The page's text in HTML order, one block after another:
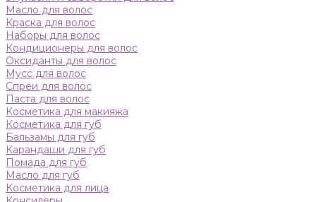
Масло для волос
Краска для волос
Наборы для волос
Кондиционеры для волос
Оксиданты для волос
Мусс для волос
Спреи для волос
Паста для волос
Косметика для макияжа
Косметика для губ
Бальзамы для губ
Карандаши для губ
Помада для губ
Масло для губ
Косметика для лица